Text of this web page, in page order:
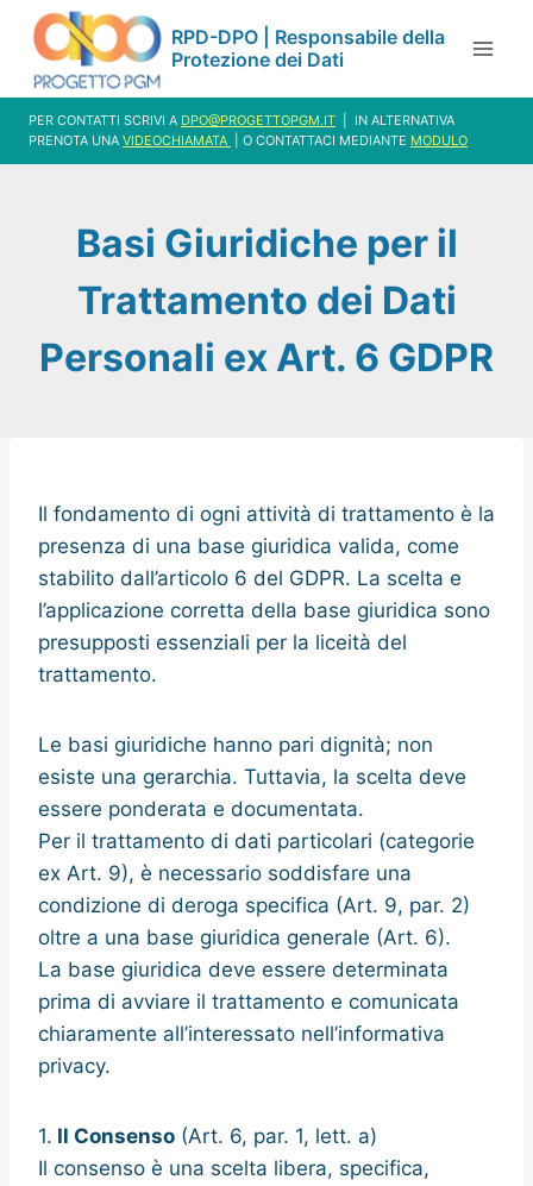
Salta
contenuto
RPD-DPO | Responsabile della
Protezione dei Dati
PER CONTATTI SCRIVI A DPO@PROGETTOPGM.IT | IN ALTERNATIVA
PRENOTA UNA VIDEOCHIAMATA | O CONTATTACI MEDIANTE MODULO
Basi Giuridiche per il
Trattamento dei Dati
Personali ex Art. 6 GDPR
Il fondamento di ogni attività di trattamento è la
presenza di una base giuridica valida, come
stabilito dall’articolo 6 del GDPR. La scelta e
l’applicazione corretta della base giuridica sono
presupposti essenziali per la liceità del
trattamento.
Le basi giuridiche hanno pari dignità; non
esiste una gerarchia. Tuttavia, la scelta deve
essere ponderata e documentata.
Per il trattamento di dati particolari (categorie
ex Art. 9), è necessario soddisfare una
condizione di deroga specifica (Art. 9, par. 2)
oltre a una base giuridica generale (Art. 6).
La base giuridica deve essere determinata
prima di avviare il trattamento e comunicata
chiaramente all’interessato nell’informativa
privacy.
1. Il Consenso (Art. 6, par. 1, lett. a)
Il consenso è una scelta libera, specifica,